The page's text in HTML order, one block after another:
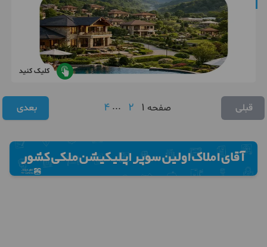
کلیک کنید
قبلی صفحه 1
2
...
4 بعدی